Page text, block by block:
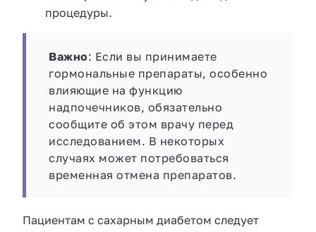
процедуры.
Важно: Если вы принимаете
гормональные препараты, особенно
влияющие на функцию
надпочечников, обязательно
сообщите об этом врачу перед
исследованием. В некоторых
случаях может потребоваться
временная отмена препаратов.
Пациентам с сахарным диабетом следует